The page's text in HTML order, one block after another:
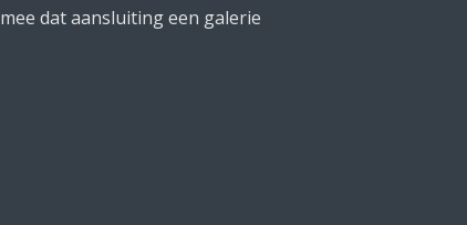
dat aansluiting een galerie